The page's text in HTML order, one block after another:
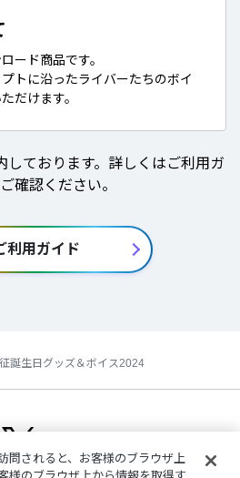
ード商品です。
トに沿ったライバーたちのボイ
だけます。
しております。詳しくはご利用ガ
確認ください。
利用ガイド
誕生日グッズ＆ボイス2024
問されると、お客様のブラウザ上